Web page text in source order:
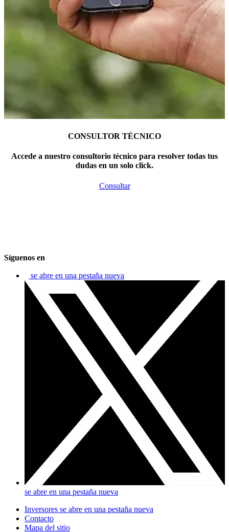
CONSULTOR TÉCNICO
Accede a nuestro consultorio técnico para resolver todas tus
dudas en un solo click.
Consultar
Síguenos en
se abre en una pestaña nueva
se abre en una pestaña nueva
Inversores se abre en una pestaña nueva
Contacto
Mapa del sitio